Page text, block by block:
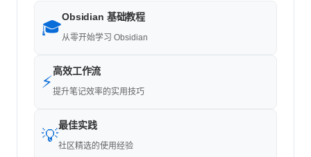
🎓
Obsidian 基础教程
从零开始学习 Obsidian
⚡
高效工作流
提升笔记效率的实用技巧
💡
最佳实践
社区精选的使用经验